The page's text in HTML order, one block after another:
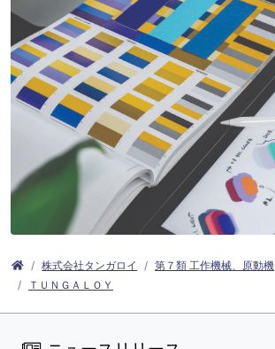
株式会社タンガロイ 第７類 工作機械、原動機
ＴＵＮＧＡＬＯＹ